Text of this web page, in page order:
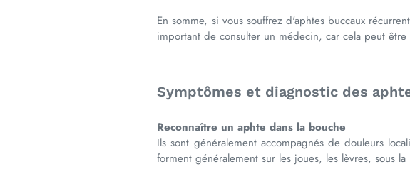
En somme, si vous souffrez d'aphtes buccaux
important de consulter un médecin, car cela peut
Symptômes et diagnostic des
Reconnaître un aphte dans la bouche
Ils sont généralement accompagnés de douleurs
forment généralement sur les joues, les lèvres, sous